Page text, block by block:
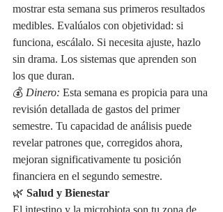
mostrar esta semana sus primeros resultados
medibles. Evalúalos con objetividad: si
funciona, escálalo. Si necesita ajuste, hazlo
sin drama. Los sistemas que aprenden son
los que duran.
💰 Dinero: Esta semana es propicia para una
revisión detallada de gastos del primer
semestre. Tu capacidad de análisis puede
revelar patrones que, corregidos ahora,
mejoran significativamente tu posición
financiera en el segundo semestre.
🌿 Salud y Bienestar